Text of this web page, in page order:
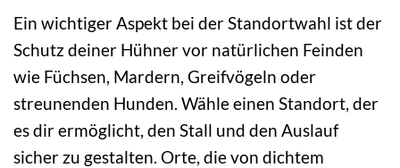
Ein wichtiger Aspekt bei der Standortwahl ist der
Schutz deiner Hühner vor natürlichen Feinden
wie Füchsen, Mardern, Greifvögeln oder
streunenden Hunden. Wähle einen Standort, der
es dir ermöglicht, den Stall und den Auslauf
sicher zu gestalten. Orte, die von dichtem